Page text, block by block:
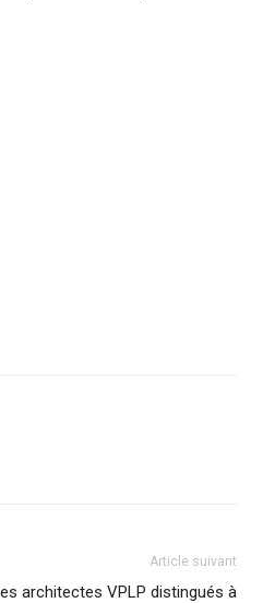
Article suivant
architectes VPLP distingués à